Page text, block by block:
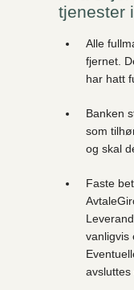
tjenester
Alle
fjernet.
har hatt
Banken
som
og skal
Faste
vanligvis
avsluttes